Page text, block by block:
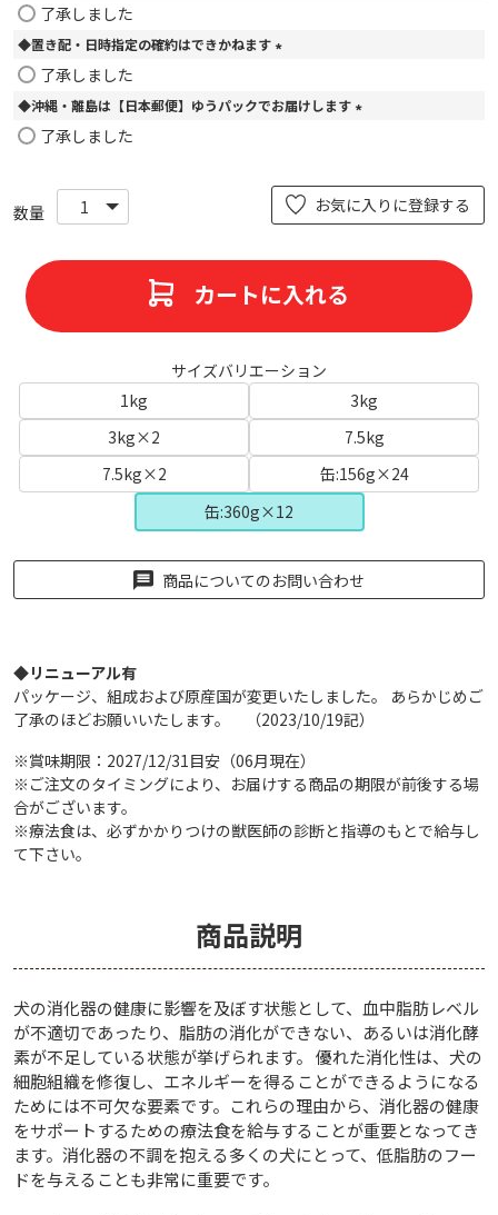
了承しました
◆置き配・日時指定の確約はできかねます
須
了承しました
◆沖縄・離島は【日本郵便】ゆうパックでお届けします
)
了承しました
お気に入りに登録する
カートに入れる
サイズバリエーション
1kg
3kg
3kg×2
7.5kg
7.5kg×2
缶:156g×24
缶:360g×12
商品についてのお問い合わせ
◆リニューアル有
パッケージ、組成および原産国が変更いたしました。 あらかじめご
了承のほどお願いいたします。 （2023/10/19記）
※賞味期限：2027/12/31目安（06月現在）
※ご注文のタイミングにより、お届けする商品の期限が前後する場
合がございます。
※療法食は、必ずかかりつけの獣医師の診断と指導のもとで給与し
て下さい。
商品説明
犬の消化器の健康に影響を及ぼす状態として、血中脂肪レベル
が不適切であったり、脂肪の消化ができない、あるいは消化酵
素が不足している状態が挙げられます。 優れた消化性は、犬の
細胞組織を修復し、エネルギーを得ることができるようになる
ためには不可欠な要素です。これらの理由から、消化器の健康
をサポートするための療法食を給与することが重要となってき
ます。消化器の不調を抱える多くの犬にとって、低脂肪のフー
ドを与えることも非常に重要です。